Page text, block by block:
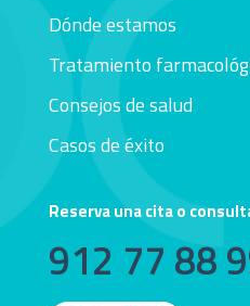
Dónde estamos
Tratamiento
Consejos de salud
Casos de éxito
Reserva una cita o
912 77 88